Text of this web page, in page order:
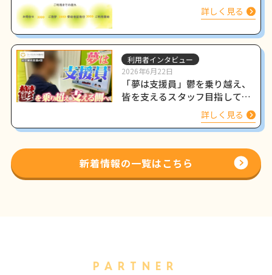
詳しく見る
利用者インタビュー
2026年6月22日
「夢は支援員」鬱を乗り越え、
皆を支えるスタッフ目指して働
く姿をインタビュー詳しく見る
新着情報の一覧はこちら
PARTNER